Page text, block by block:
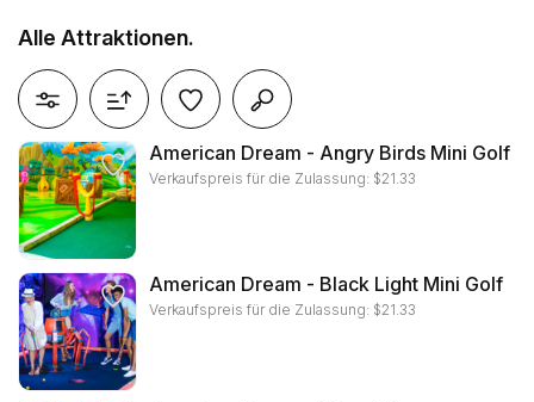
Alle Attraktionen.
American Dream - Angry Birds Mini Golf
Verkaufspreis für die Zulassung: $21.33
American Dream - Black Light Mini Golf
Verkaufspreis für die Zulassung: $21.33